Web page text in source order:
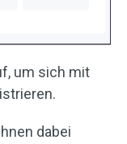
um sich mit
dabei